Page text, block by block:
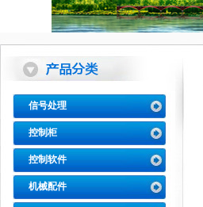
信号处理
控制柜
控制软件
机械配件